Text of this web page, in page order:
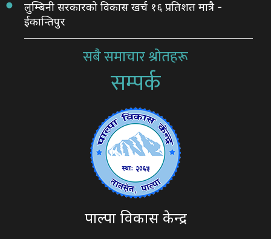
लुम्बिनी सरकारको विकास खर्च १६ प्रतिशत मात्रै -
ईकान्तिपुर
सबै समाचार श्रोतहरू
सम्पर्क
पाल्पा विकास केन्द्र